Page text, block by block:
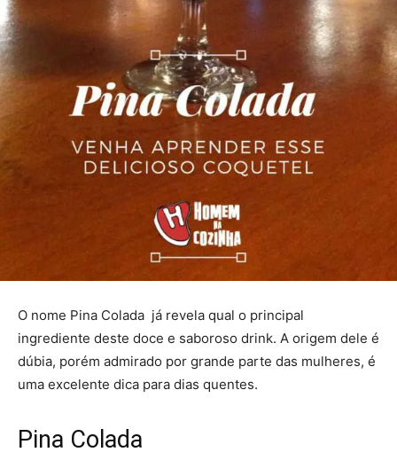
O nome Pina Colada já revela qual o principal
ingrediente deste doce e saboroso drink. A origem dele é
dúbia, porém admirado por grande parte das mulheres, é
uma excelente dica para dias quentes.
Pina Colada